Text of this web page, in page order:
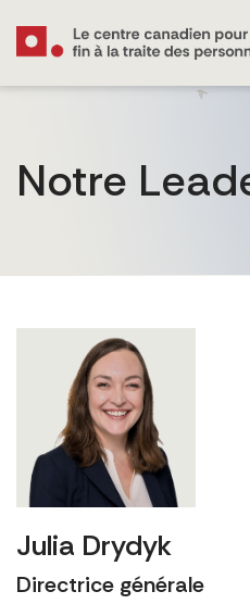
Notre
Julia Drydyk
Directrice générale